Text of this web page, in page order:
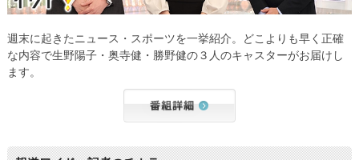
週末に起きたニュース・スポーツを一挙紹介。どこよりも早く正確
な内容で生野陽子・奥寺健・勝野健の３人のキャスターがお届けし
ます。